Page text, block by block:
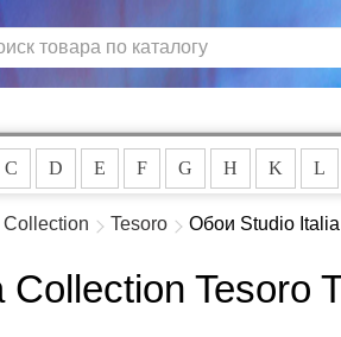
C D E F G H K L
Tesoro Обои Studio
Tesoro